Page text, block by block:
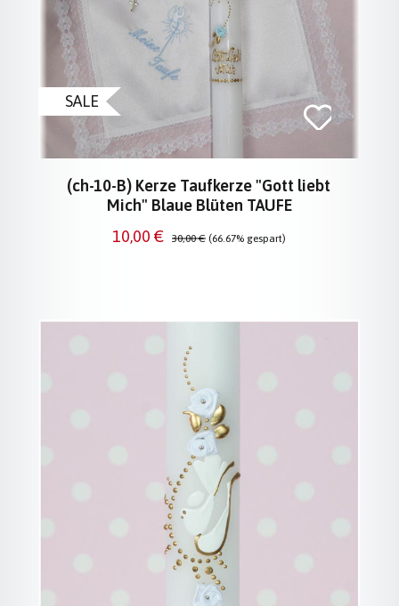
SALE
(ch-10-B) Kerze Taufkerze "Gott liebt
Mich" Blaue Blüten TAUFE
Verkaufspreis:
10,00 € Regulärer Preis:
30,00 € (66.67% gespart)